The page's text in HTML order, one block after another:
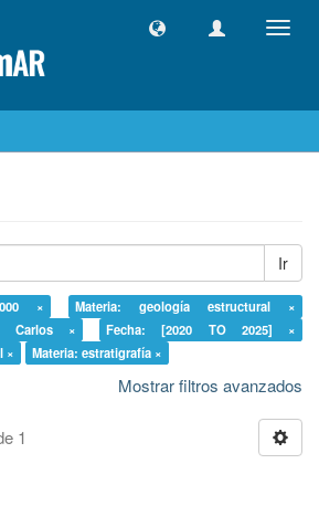
Ir
×
Materia: geología estructural ×
Carlos ×
Fecha: [2020 TO 2025] ×
×
Materia: estratigrafía ×
Mostrar filtros avanzados
1